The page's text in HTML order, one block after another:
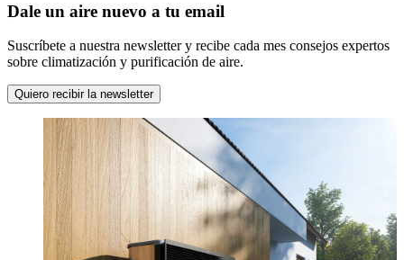
Dale un aire nuevo a tu email
Suscríbete a nuestra newsletter y recibe cada mes consejos expertos
sobre climatización y purificación de aire.
Quiero recibir la newsletter